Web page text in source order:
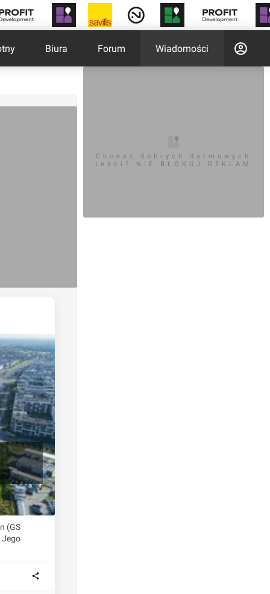
Biura Forum Wiadomości
(GS
Jego
Chcesz dobrych darmowych
teści? NIE BLOKUJ REKLAM